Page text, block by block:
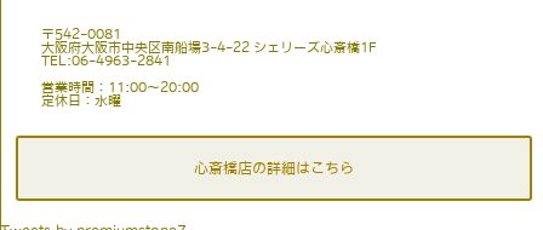
〒542-0081
大阪府大阪市中央区南船場3-4-22 シェリーズ心斎橋1F
TEL:06-4963-2841
営業時間：11:00〜20:00
定休日：水曜
心斎橋店の詳細はこちら